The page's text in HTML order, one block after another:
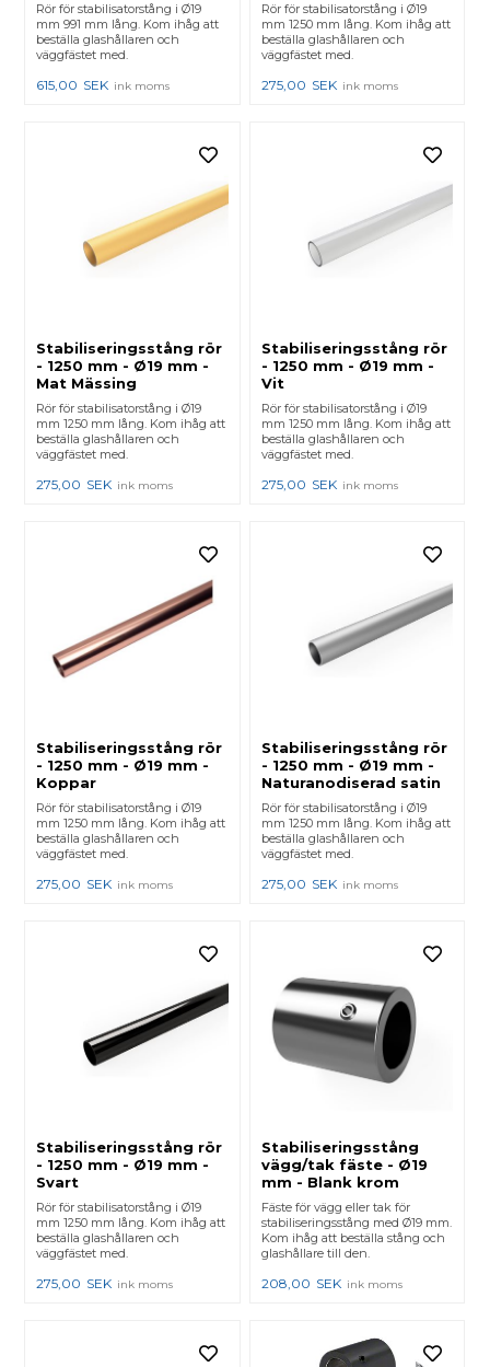
Rör för stabilisatorstång i Ø19
mm 991 mm lång. Kom ihåg att
beställa glashållaren och
väggfästet med.
615,00 SEK ink moms
Rör för stabilisatorstång i Ø19
mm 1250 mm lång. Kom ihåg att
beställa glashållaren och
väggfästet med.
275,00 SEK ink moms
Stabiliseringsstång rör
- 1250 mm - Ø19 mm -
Mat Mässing
Rör för stabilisatorstång i Ø19
mm 1250 mm lång. Kom ihåg att
beställa glashållaren och
väggfästet med.
275,00 SEK ink moms
Stabiliseringsstång rör
- 1250 mm - Ø19 mm -
Vit
Rör för stabilisatorstång i Ø19
mm 1250 mm lång. Kom ihåg att
beställa glashållaren och
väggfästet med.
275,00 SEK ink moms
Stabiliseringsstång rör
- 1250 mm - Ø19 mm -
Koppar
Rör för stabilisatorstång i Ø19
mm 1250 mm lång. Kom ihåg att
beställa glashållaren och
väggfästet med.
275,00 SEK ink moms
Stabiliseringsstång rör
- 1250 mm - Ø19 mm -
Naturanodiserad satin
Rör för stabilisatorstång i Ø19
mm 1250 mm lång. Kom ihåg att
beställa glashållaren och
väggfästet med.
275,00 SEK ink moms
Stabiliseringsstång rör
- 1250 mm - Ø19 mm -
Svart
Rör för stabilisatorstång i Ø19
mm 1250 mm lång. Kom ihåg att
beställa glashållaren och
väggfästet med.
275,00 SEK ink moms
Stabiliseringsstång
vägg/tak fäste - Ø19
mm - Blank krom
Fäste för vägg eller tak för
stabiliseringsstång med Ø19 mm.
Kom ihåg att beställa stång och
glashållare till den.
208,00 SEK ink moms